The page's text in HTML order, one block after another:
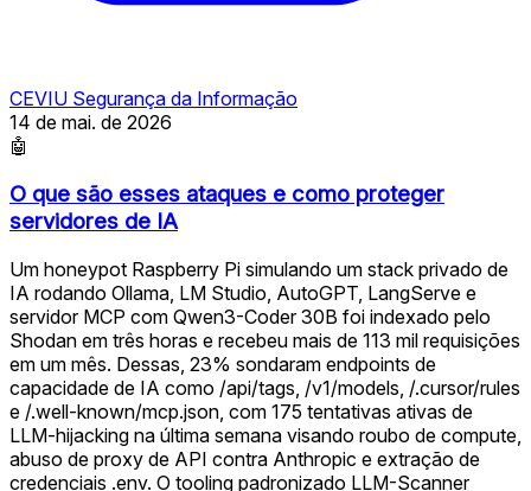
CEVIU Segurança da Informação
14 de mai. de 2026
🤖
O que são esses ataques e como proteger
servidores de IA
Um honeypot Raspberry Pi simulando um stack privado de
IA rodando Ollama, LM Studio, AutoGPT, LangServe e
servidor MCP com Qwen3-Coder 30B foi indexado pelo
Shodan em três horas e recebeu mais de 113 mil requisições
em um mês. Dessas, 23% sondaram endpoints de
capacidade de IA como /api/tags, /v1/models, /.cursor/rules
e /.well-known/mcp.json, com 175 tentativas ativas de
LLM-hijacking na última semana visando roubo de compute,
abuso de proxy de API contra Anthropic e extração de
credenciais .env. O tooling padronizado LLM-Scanner